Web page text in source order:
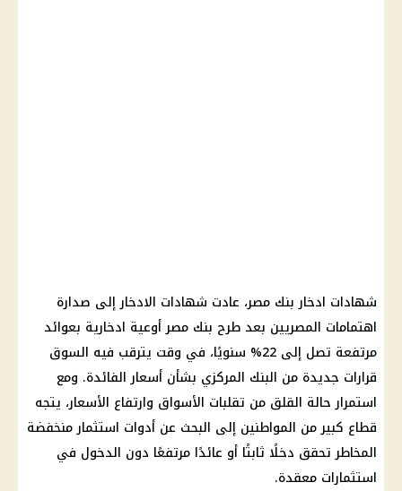
شهادات ادخار بنك مصر، عادت شهادات الادخار إلى صدارة
اهتمامات المصريين بعد طرح بنك مصر أوعية ادخارية بعوائد
مرتفعة تصل إلى 22% سنويًا، في وقت يترقب فيه السوق
قرارات جديدة من البنك المركزي بشأن أسعار الفائدة. ومع
استمرار حالة القلق من تقلبات الأسواق وارتفاع الأسعار، يتجه
قطاع كبير من المواطنين إلى البحث عن أدوات استثمار منخفضة
المخاطر تحقق دخلًا ثابتًا أو عائدًا مرتفعًا دون الدخول في
استثمارات معقدة.